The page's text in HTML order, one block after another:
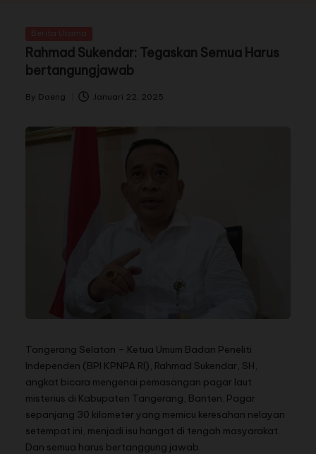
Rahmad Sukendar: Tegaskan Semua Harus
bertangungjawab
By Daeng Januari 22, 2025
Tangerang Selatan – Ketua Umum Badan Peneliti
Independen (BPI KPNPA RI), Rahmad Sukendar, SH,
angkat bicara mengenai pemasangan pagar laut
misterius di Kabupaten Tangerang, Banten. Pagar
sepanjang 30 kilometer yang memicu keresahan nelayan
setempat ini, menjadi isu hangat di tengah masyarakat.
Dan semua harus bertanggung jawab.